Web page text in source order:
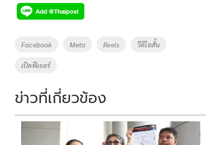
e
b
o
o
k
tt
er
p
y
Li
Tags
Facebook Meta Reels วีดีโอสั้น
เปิดฟีเจอร์
ข่าวที่เกี่ยวข้อง